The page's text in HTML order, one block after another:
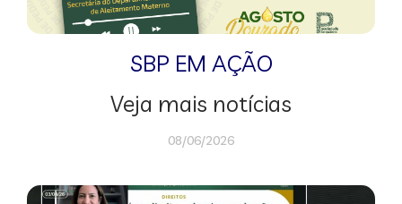
SBP EM AÇÃO
Veja mais notícias
08/06/2026